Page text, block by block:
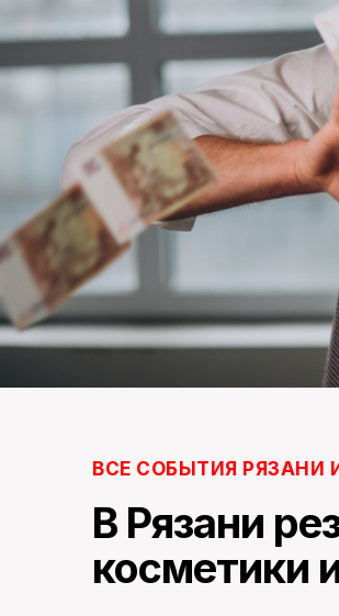
ВСЕ СОБЫТИЯ РЯЗАНИ
В Рязани
косметики